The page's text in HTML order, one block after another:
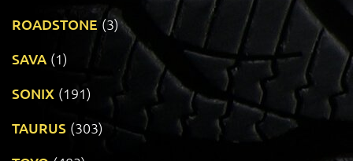
ROADSTONE (3)
SAVA (1)
SONIX (191)
TAURUS (303)